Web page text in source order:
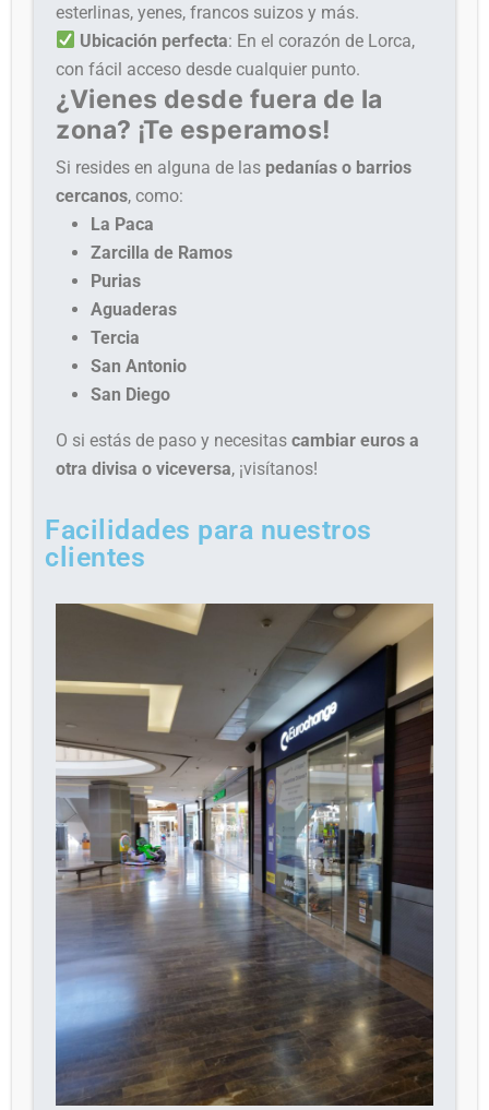
esterlinas, yenes, francos suizos y más.
Ubicación perfecta: En el corazón de Lorca,
con fácil acceso desde cualquier punto.
¿Vienes desde fuera de la
zona? ¡Te esperamos!
Si resides en alguna de las pedanías o barrios
cercanos, como:
La Paca
Zarcilla de Ramos
Purias
Aguaderas
Tercia
San Antonio
San Diego
O si estás de paso y necesitascambiar euros a
otra divisa o viceversa, ¡visítanos!
Facilidades para nuestros
clientes